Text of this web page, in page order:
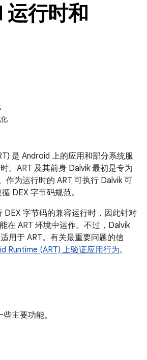
行时和
是 Android 上的应用和部分系统服
。ART 及其前身 Dalvik 最初是专为
作为运行时的 ART 可执行 Dalvik 可
DEX 字节码规范。
DEX 字节码的兼容运行时，因此针对
在 ART 环境中运作。不过，Dalvik
用于 ART。有关最重要问题的信
Runtime (ART) 上验证应用行为。
主要功能。